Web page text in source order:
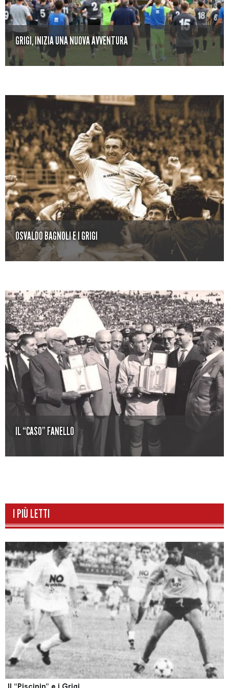
GRIGI, INIZIA UNA NUOVA AVVENTURA
OSVALDO BAGNOLI E I GRIGI
IL “CASO” FANELLO
I PIÙ LETTI
Il “Piscinin” e i Grigi